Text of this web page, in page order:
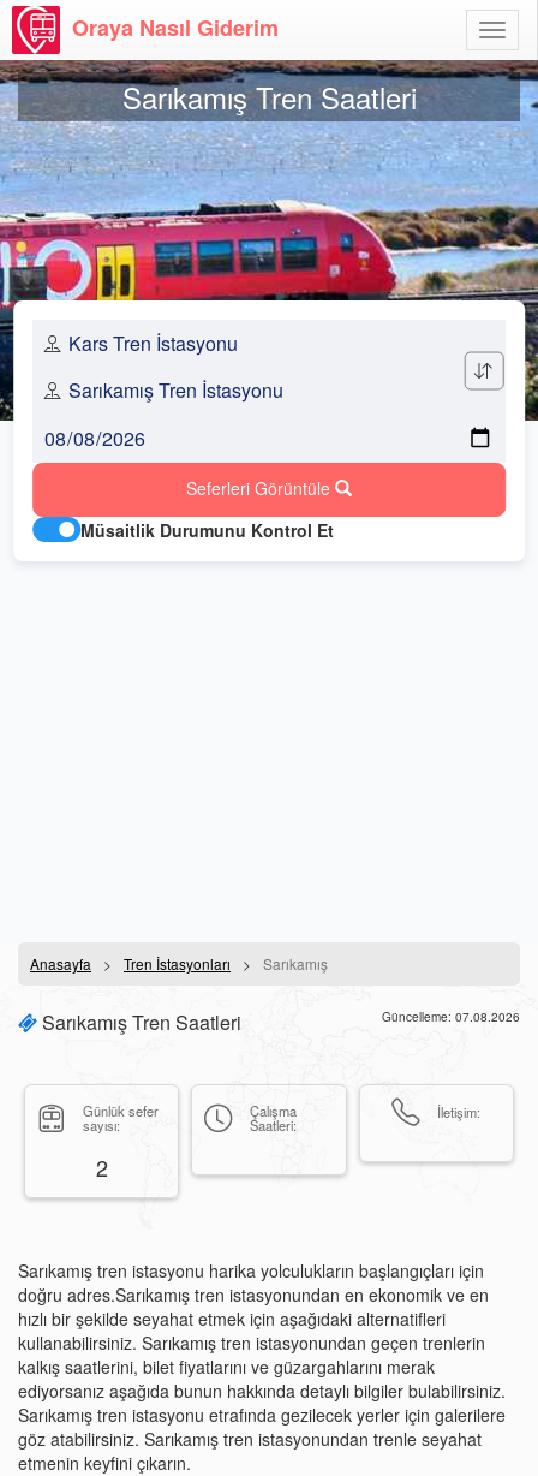
Aç
Oraya Nasıl Giderim
Sarıkamış Tren Saatleri
Seferleri Görüntüle
Müsaitlik Durumunu Kontrol Et
Anasayfa Tren İstasyonları Sarıkamış
Sarıkamış Tren Saatleri Güncelleme: 07.08.2026
Günlük sefer
sayısı:
2
Çalışma
Saatleri:
İletişim:
Sarıkamış tren istasyonu harika yolculukların başlangıçları için
doğru adres.Sarıkamış tren istasyonundan en ekonomik ve en
hızlı bir şekilde seyahat etmek için aşağıdaki alternatifleri
kullanabilirsiniz. Sarıkamış tren istasyonundan geçen trenlerin
kalkış saatlerini, bilet fiyatlarını ve güzargahlarını merak
ediyorsanız aşağıda bunun hakkında detaylı bilgiler bulabilirsiniz.
Sarıkamış tren istasyonu etrafında gezilecek yerler için galerilere
göz atabilirsiniz. Sarıkamış tren istasyonundan trenle seyahat
etmenin keyfini çıkarın.